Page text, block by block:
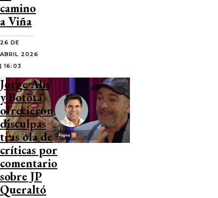
camino
a Viña
26 DE
ABRIL 2026
| 16:03
Jorge Alís
y Botota
ofrecieron
disculpas
tras ola de
críticas por
comentario
sobre JP
Queraltó